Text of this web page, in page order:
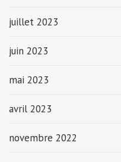
juillet 2023
juin 2023
mai 2023
avril 2023
novembre 2022